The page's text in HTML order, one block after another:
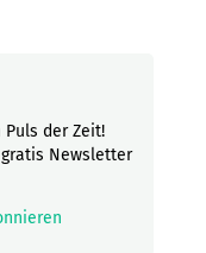
der Zeit!
Newsletter